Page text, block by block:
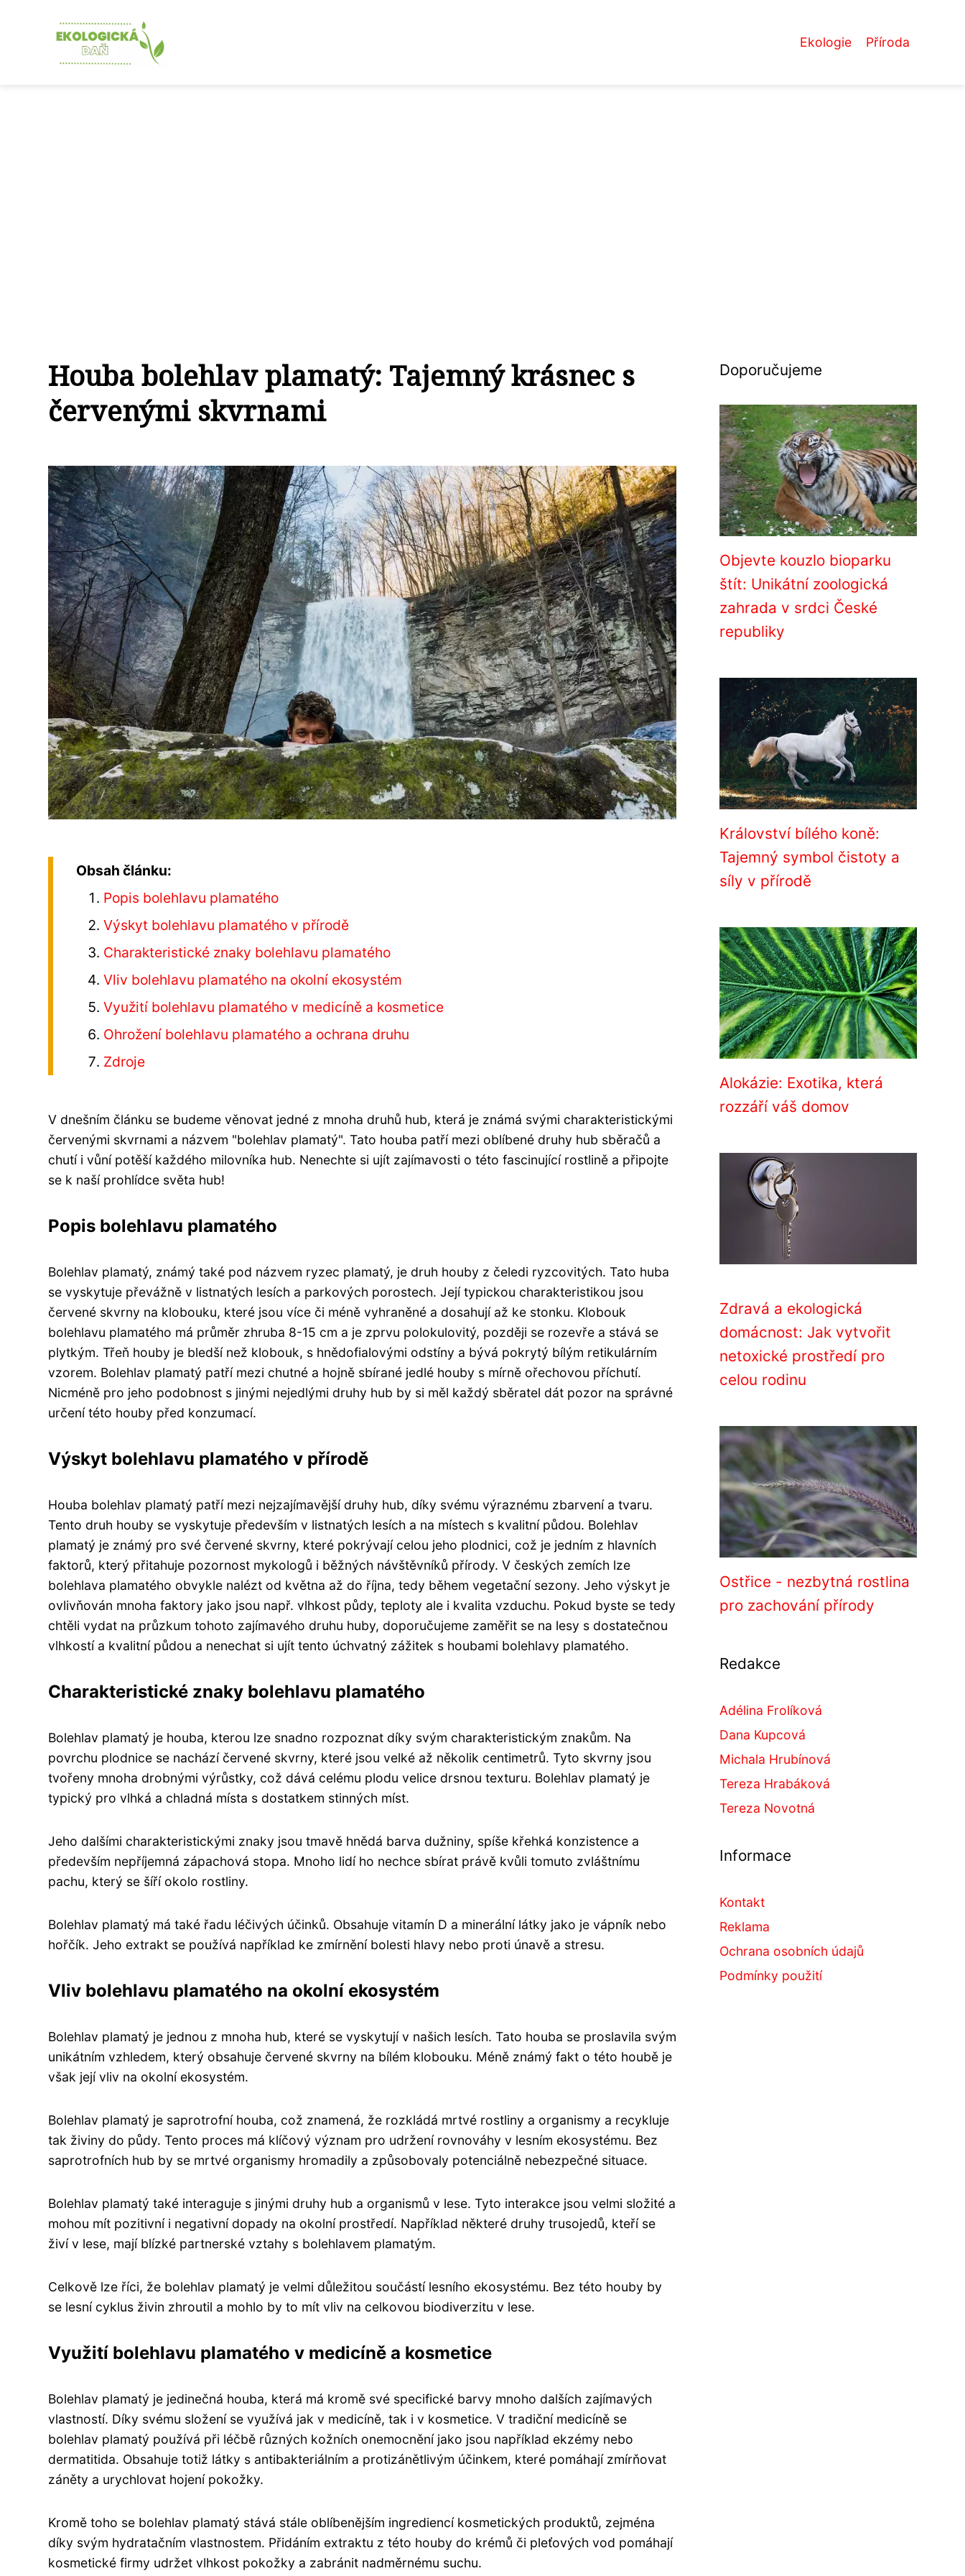
Ekologie Příroda
Houba bolehlav plamatý: Tajemný krásnec s
červenými skvrnami
Obsah článku:
Popis bolehlavu plamatého
Výskyt bolehlavu plamatého v přírodě
Charakteristické znaky bolehlavu plamatého
Vliv bolehlavu plamatého na okolní ekosystém
Využití bolehlavu plamatého v medicíně a kosmetice
Ohrožení bolehlavu plamatého a ochrana druhu
Zdroje
V dnešním článku se budeme věnovat jedné z mnoha druhů hub, která je známá svými charakteristickými
červenými skvrnami a názvem "bolehlav plamatý". Tato houba patří mezi oblíbené druhy hub sběračů a
chutí i vůní potěší každého milovníka hub. Nenechte si ujít zajímavosti o této fascinující rostlině a připojte
se k naší prohlídce světa hub!
Popis bolehlavu plamatého
Bolehlav plamatý, známý také pod názvem ryzec plamatý, je druh houby z čeledi ryzcovitých. Tato huba
se vyskytuje převážně v listnatých lesích a parkových porostech. Její typickou charakteristikou jsou
červené skvrny na klobouku, které jsou více či méně vyhraněné a dosahují až ke stonku. Klobouk
bolehlavu plamatého má průměr zhruba 8-15 cm a je zprvu polokulovitý, později se rozevře a stává se
plytkým. Třeň houby je bledší než klobouk, s hnědofialovými odstíny a bývá pokrytý bílým retikulárním
vzorem. Bolehlav plamatý patří mezi chutné a hojně sbírané jedlé houby s mírně ořechovou příchutí.
Nicméně pro jeho podobnost s jinými nejedlými druhy hub by si měl každý sběratel dát pozor na správné
určení této houby před konzumací.
Výskyt bolehlavu plamatého v přírodě
Houba bolehlav plamatý patří mezi nejzajímavější druhy hub, díky svému výraznému zbarvení a tvaru.
Tento druh houby se vyskytuje především v listnatých lesích a na místech s kvalitní půdou. Bolehlav
plamatý je známý pro své červené skvrny, které pokrývají celou jeho plodnici, což je jedním z hlavních
faktorů, který přitahuje pozornost mykologů i běžných návštěvníků přírody. V českých zemích lze
bolehlava plamatého obvykle nalézt od května až do října, tedy během vegetační sezony. Jeho výskyt je
ovlivňován mnoha faktory jako jsou např. vlhkost půdy, teploty ale i kvalita vzduchu. Pokud byste se tedy
chtěli vydat na průzkum tohoto zajímavého druhu huby, doporučujeme zaměřit se na lesy s dostatečnou
vlhkostí a kvalitní půdou a nenechat si ujít tento úchvatný zážitek s houbami bolehlavy plamatého.
Charakteristické znaky bolehlavu plamatého
Bolehlav plamatý je houba, kterou lze snadno rozpoznat díky svým charakteristickým znakům. Na
povrchu plodnice se nachází červené skvrny, které jsou velké až několik centimetrů. Tyto skvrny jsou
tvořeny mnoha drobnými výrůstky, což dává celému plodu velice drsnou texturu. Bolehlav plamatý je
typický pro vlhká a chladná místa s dostatkem stinných míst.
Jeho dalšími charakteristickými znaky jsou tmavě hnědá barva dužniny, spíše křehká konzistence a
především nepříjemná zápachová stopa. Mnoho lidí ho nechce sbírat právě kvůli tomuto zvláštnímu
pachu, který se šíří okolo rostliny.
Bolehlav plamatý má také řadu léčivých účinků. Obsahuje vitamín D a minerální látky jako je vápník nebo
hořčík. Jeho extrakt se používá například ke zmírnění bolesti hlavy nebo proti únavě a stresu.
Vliv bolehlavu plamatého na okolní ekosystém
Bolehlav plamatý je jednou z mnoha hub, které se vyskytují v našich lesích. Tato houba se proslavila svým
unikátním vzhledem, který obsahuje červené skvrny na bílém klobouku. Méně známý fakt o této houbě je
však její vliv na okolní ekosystém.
Bolehlav plamatý je saprotrofní houba, což znamená, že rozkládá mrtvé rostliny a organismy a recykluje
tak živiny do půdy. Tento proces má klíčový význam pro udržení rovnováhy v lesním ekosystému. Bez
saprotrofních hub by se mrtvé organismy hromadily a způsobovaly potenciálně nebezpečné situace.
Bolehlav plamatý také interaguje s jinými druhy hub a organismů v lese. Tyto interakce jsou velmi složité a
mohou mít pozitivní i negativní dopady na okolní prostředí. Například některé druhy trusojedů, kteří se
živí v lese, mají blízké partnerské vztahy s bolehlavem plamatým.
Celkově lze říci, že bolehlav plamatý je velmi důležitou součástí lesního ekosystému. Bez této houby by
se lesní cyklus živin zhroutil a mohlo by to mít vliv na celkovou biodiverzitu v lese.
Využití bolehlavu plamatého v medicíně a kosmetice
Bolehlav plamatý je jedinečná houba, která má kromě své specifické barvy mnoho dalších zajímavých
vlastností. Díky svému složení se využívá jak v medicíně, tak i v kosmetice. V tradiční medicíně se
bolehlav plamatý používá při léčbě různých kožních onemocnění jako jsou například ekzémy nebo
dermatitida. Obsahuje totiž látky s antibakteriálním a protizánětlivým účinkem, které pomáhají zmírňovat
záněty a urychlovat hojení pokožky.
Kromě toho se bolehlav plamatý stává stále oblíbenějším ingrediencí kosmetických produktů, zejména
díky svým hydratačním vlastnostem. Přidáním extraktu z této houby do krémů či pleťových vod pomáhají
kosmetické firmy udržet vlhkost pokožky a zabránit nadměrnému suchu.
Doporučujeme
Objevte kouzlo bioparku
štít: Unikátní zoologická
zahrada v srdci České
republiky
Království bílého koně:
Tajemný symbol čistoty a
síly v přírodě
Alokázie: Exotika, která
rozzáří váš domov
Zdravá a ekologická
domácnost: Jak vytvořit
netoxické prostředí pro
celou rodinu
Ostřice - nezbytná rostlina
pro zachování přírody
Redakce
Adélina Frolíková
Dana Kupcová
Michala Hrubínová
Tereza Hrabáková
Tereza Novotná
Informace
Kontakt
Reklama
Ochrana osobních údajů
Podmínky použití